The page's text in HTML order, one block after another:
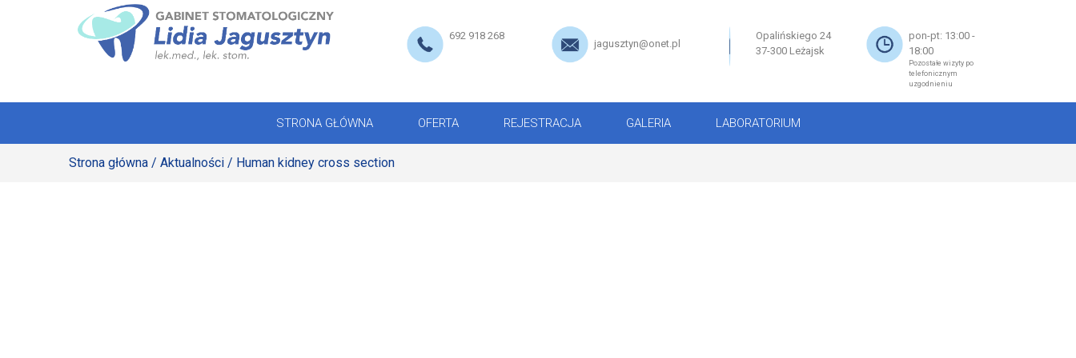
692 918 268
jagusztyn@onet.pl
Opalińskiego 24
37-300 Leżajsk
pon-pt: 13:00 -
18:00
Pozostałe wizyty po
telefonicznym
uzgodnieniu
STRONA GŁÓWNA OFERTA REJESTRACJA GALERIA LABORATORIUM
STRONA GŁÓWNA
GALERIAStrona główna / Aktualności / Human kidney cross section